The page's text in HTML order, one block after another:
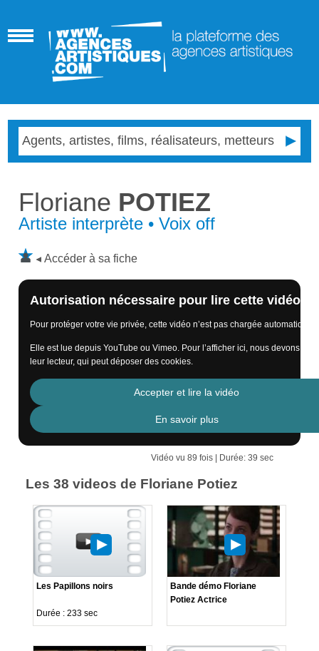
Floriane POTIEZ
Artiste interprète • Voix off
Accéder à sa fiche
Autorisation nécessaire pour lire cette vidéo
Pour protéger votre vie privée, cette vidéo n’est pas chargée
Elle est lue depuis YouTube ou Vimeo. Pour l’afficher ici, nous devons
leur lecteur, qui peut déposer des cookies.
Accepter et lire la vidéo
En savoir plus
Vidéo vu 89 fois | Durée: 39 sec
Les 38 videos de Floriane Potiez
Les Papillons noirs
Durée : 233 sec
Bande démo Floriane
Potiez Actrice